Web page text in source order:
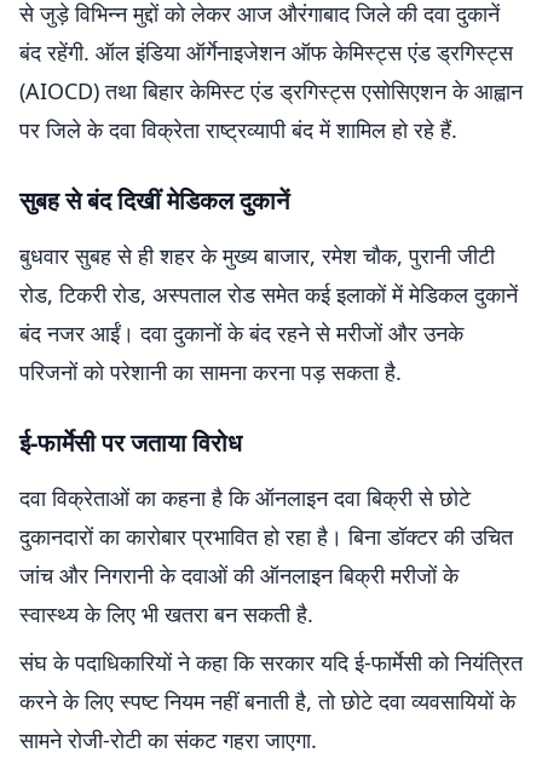
से जुड़े विभिन्न मुद्दों को लेकर आज औरंगाबाद जिले की दवा दुकानें
बंद रहेंगी. ऑल इंडिया ऑर्गेनाइजेशन ऑफ केमिस्ट्स एंड ड्रगिस्ट्स
(AIOCD) तथा बिहार केमिस्ट एंड ड्रगिस्ट्स एसोसिएशन के आह्वान
पर जिले के दवा विक्रेता राष्ट्रव्यापी बंद में शामिल हो रहे हैं.
सुबह से बंद दिखीं मेडिकल दुकानें
बुधवार सुबह से ही शहर के मुख्य बाजार, रमेश चौक, पुरानी जीटी
रोड, टिकरी रोड, अस्पताल रोड समेत कई इलाकों में मेडिकल दुकानें
बंद नजर आईं। दवा दुकानों के बंद रहने से मरीजों और उनके
परिजनों को परेशानी का सामना करना पड़ सकता है.
ई-फार्मेसी पर जताया विरोध
दवा विक्रेताओं का कहना है कि ऑनलाइन दवा बिक्री से छोटे
दुकानदारों का कारोबार प्रभावित हो रहा है। बिना डॉक्टर की उचित
जांच और निगरानी के दवाओं की ऑनलाइन बिक्री मरीजों के
स्वास्थ्य के लिए भी खतरा बन सकती है.
संघ के पदाधिकारियों ने कहा कि सरकार यदि ई-फार्मेसी को नियंत्रित
करने के लिए स्पष्ट नियम नहीं बनाती है, तो छोटे दवा व्यवसायियों के
सामने रोजी-रोटी का संकट गहरा जाएगा.